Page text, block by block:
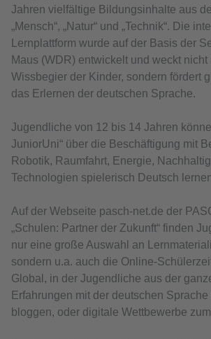
Jahren vielfältige Bildungsinhalte aus
„Mensch“, „Natur“ und „Technik“. Die
Lernplattform wurde auf der Basis der
Maus (WDR) entwickelt und weckt nicht
Wissbegier der Kinder, sondern fördert
das Erlernen der deutschen Sprache.
Jugendliche von 12 bis 14 Jahren
JuniorUni“ über die Beschäftigung mit
Robotik, Raumfahrt, Energie,
Technologien spielerisch Deutsch
Auf der Webseite pasch-net.de der
„Schulen: Partner der Zukunft“ finden
nur eine große Auswahl an
sondern u.a. auch die Online-
Global, in der Jugendliche aus der
Erfahrungen mit der deutschen
bloggen, oder digitale Wettbewerbe